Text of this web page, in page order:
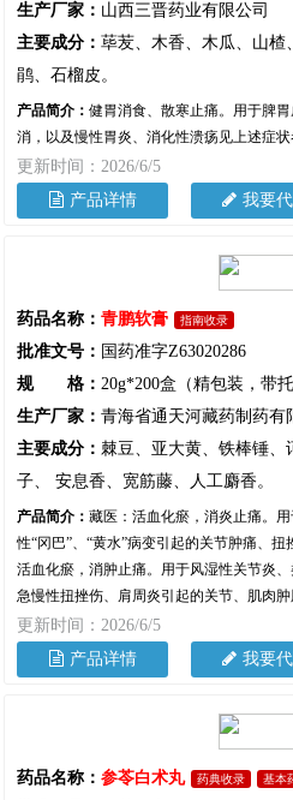
生产厂家： 山西三晋药业有限公司
主要成分： 荜苃、木香、木瓜、山楂
鹃、石榴皮。
产品简介： 健胃消食、散寒止痛。用于脾
消，以及慢性胃炎、消化性溃疡见上述症状
更新时间：2026/6/5
产品详情
我要
药品名称： 青鹏软膏 指南收录
批准文号： 国药准字Z63020286
规 格： 20g*200盒（精包装，带托
生产厂家： 青海省通天河藏药制药有
主要成分： 棘豆、亚大黄、铁棒锤、
子、 安息香、宽筋藤、人工麝香。
产品简介： 藏医：活血化瘀，消炎止痛。
性“冈巴”、“黄水”病变引起的关节肿痛、
活血化瘀，消肿止痛。用于风湿性关节炎
急慢性扭挫伤、肩周炎引起的关节、肌肉肿
更新时间：2026/6/5
产品详情
我要
药品名称： 参苓白术丸 药典收录 基本